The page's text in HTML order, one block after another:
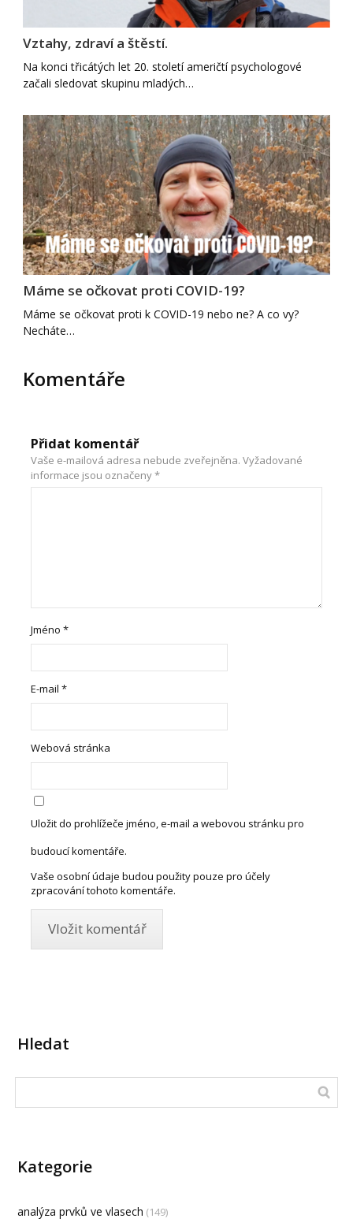
Vztahy, zdraví a štěstí.
Na konci třicátých let 20. století američtí psychologové
začali sledovat skupinu mladých…
Máme se očkovat proti COVID-19?
Máme se očkovat proti k COVID-19 nebo ne? A co vy?
Necháte…
Komentáře
Přidat komentář
Vaše e-mailová adresa nebude zveřejněna. Vyžadované
informace jsou označeny*
Jméno*
E-mail*
Webová stránka
Uložit do prohlížeče jméno, e-mail a webovou stránku pro
budoucí komentáře.
Vaše osobní údaje budou použity pouze pro účely
zpracování tohoto komentáře.
Hledat
Kategorie
analýza prvků ve vlasech (149)